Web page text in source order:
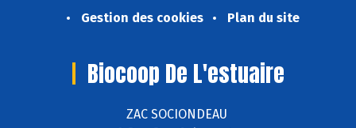
Gestion des cookies
Plan du site
Biocoop De L'estuaire
ZAC SOCIONDEAU